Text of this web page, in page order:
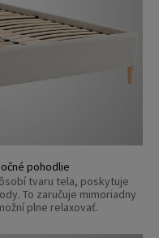
pohodlie
tvaru tela, poskytuje
To zaručuje mimoriadny
plne relaxovať.